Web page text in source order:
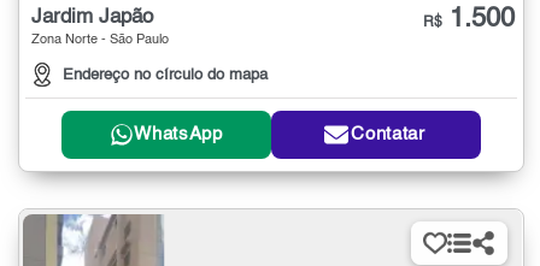
Jardim Japão
Zona Norte - São Paulo
Endereço no círculo do mapa
R$ 1.500
WhatsApp Contatar